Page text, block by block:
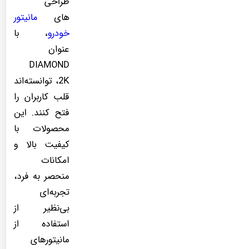
های مانیتور
خودرو، با
عنوان
DIAMOND
2K، توانسته‌اند
قلب کاربران را
فتح کنند. این
محصولات با
کیفیت بالا و
امکانات
منحصر به فرد،
تجربه‌ای
بی‌نظیر از
استفاده از
مانیتورهای